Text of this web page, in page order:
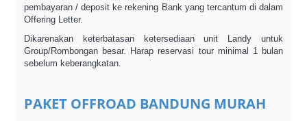
pembayaran / deposit ke rekening Bank yang tercantum di dalam
Offering Letter.
Dikarenakan keterbatasan ketersediaan unit Landy untuk
Group/Rombongan besar. Harap reservasi tour minimal 1 bulan
sebelum keberangkatan.
PAKET OFFROAD BANDUNG MURAH